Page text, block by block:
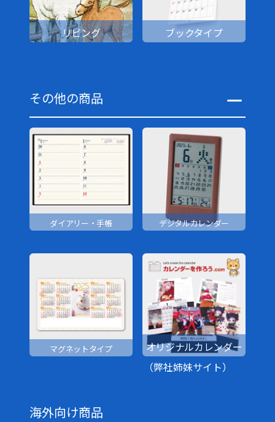
リビング ブックタイプ
その他の商品
ダイアリー・手帳 デジタルカレンダー
マグネットタイプ
オリジナルカレンダー
（弊社姉妹サイト）
海外向け商品